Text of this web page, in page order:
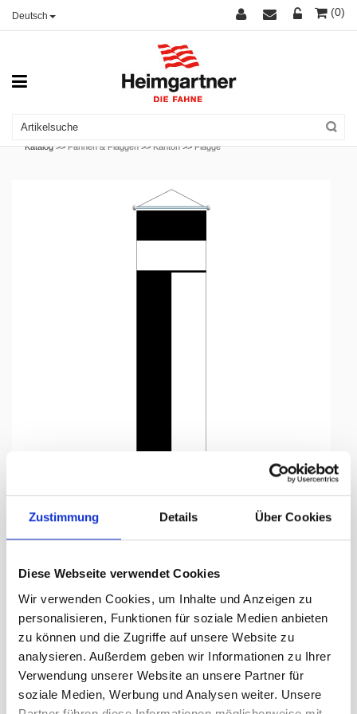
Zustimmung Details Über Cookies
Diese Webseite verwendet Cookies
Wir verwenden Cookies, um Inhalte und Anzeigen zu
personalisieren, Funktionen für soziale Medien anbieten
zu können und die Zugriffe auf unsere Website zu
analysieren. Außerdem geben wir Informationen zu Ihrer
Verwendung unserer Website an unsere Partner für
soziale Medien, Werbung und Analysen weiter. Unsere
Deutsch (0)
Katalog >>Fahnen & Flaggen >>Kanton >>Flagge
Flagge, Kanton bedruckt
Freiburg, 78 x 500 cm,
218.95 CHF